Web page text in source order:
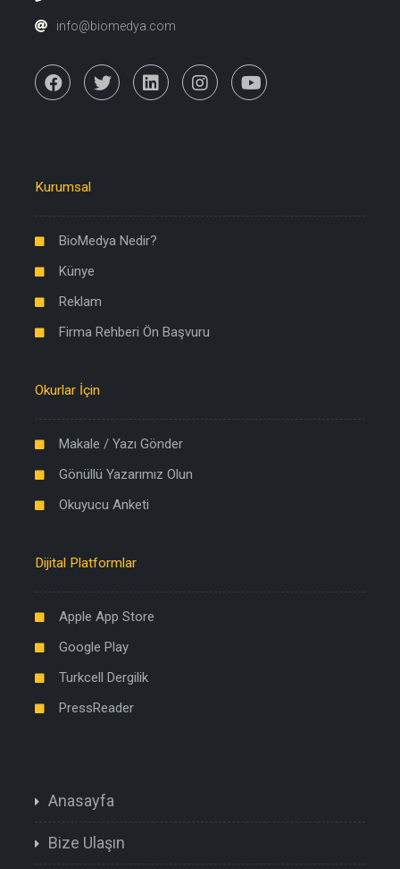
info@biomedya.com
Kurumsal
BioMedya Nedir?
Künye
Reklam
Firma Rehberi Ön Başvuru
Okurlar İçin
Makale / Yazı Gönder
Gönüllü Yazarımız Olun
Okuyucu Anketi
Dijital Platformlar
Apple App Store
Google Play
Turkcell Dergilik
PressReader
Anasayfa
Bize Ulaşın